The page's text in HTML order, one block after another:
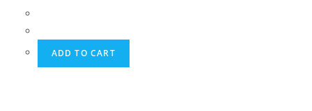
ADD TO CART